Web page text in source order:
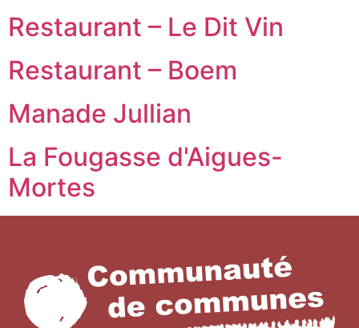
Restaurant – Le Dit Vin
Restaurant – Boem
Manade Jullian
La Fougasse d'Aigues-
Mortes